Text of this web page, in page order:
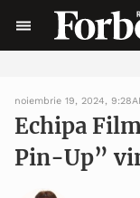
noiembrie 19, 2024,
Echipa
Pin-Up”